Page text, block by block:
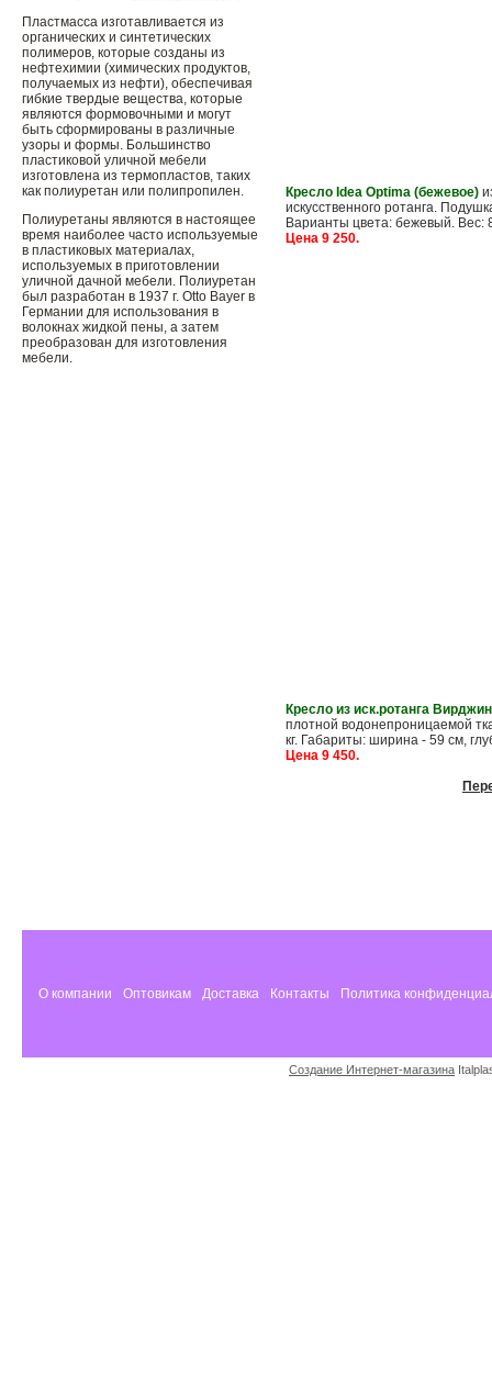
Пластмасса изготавливается из
органических и синтетических
полимеров, которые созданы из
нефтехимии (химических продуктов,
получаемых из нефти), обеспечивая
гибкие твердые вещества, которые
являются формовочными и могут
быть сформированы в различные
узоры и формы. Большинство
пластиковой уличной мебели
изготовлена ​​из термопластов, таких
как полиуретан или полипропилен.
Полиуретаны являются в настоящее
время наиболее часто используемые
в пластиковых материалах,
используемых в приготовлении
уличной дачной мебели. Полиуретан
был разработан в 1937 г. Otto Bayer в
Германии для использования в
волокнах жидкой пены, а затем
преобразован для изготовления
мебели.
Кресло Idea Optima (бежевое)
искусственного ротанга.
Варианты цвета: бежевый. Вес:
Цена 9 250.
Кресло из иск.ротанга
плотной водонепроницаемой
кг. Габариты: ширина - 59 см,
Цена 9 450.
О компании Оптовикам Доставка Контакты Политика
Создание Интернет-магазина